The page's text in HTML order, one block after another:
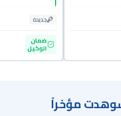
جديدة
ضمان
الوكيل
مؤخراً